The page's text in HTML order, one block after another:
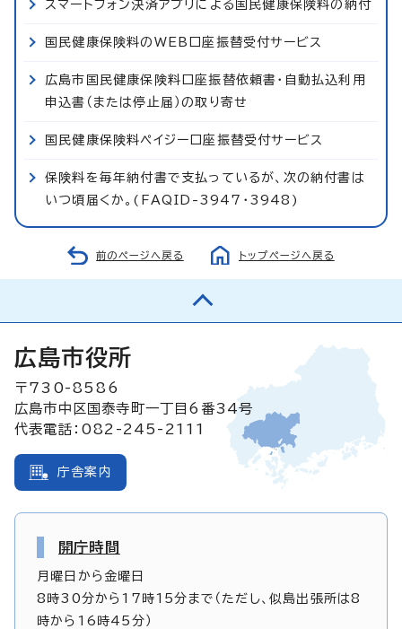
スマートフォン決済アプリによる国民健康保険料の納付
国民健康保険料のWEB口座振替受付サービス
広島市国民健康保険料口座振替依頼書・自動払込利用
申込書（または停止届）の取り寄せ
国民健康保険料ペイジー口座振替受付サービス
保険料を毎年納付書で支払っているが、次の納付書は
いつ頃届くか。(FAQID-3947・3948)
前のページへ戻る トップページへ戻る
広島市役所
〒730-8586
広島市中区国泰寺町一丁目6番34号
代表電話：082-245-2111
庁舎案内
開庁時間
月曜日から金曜日
8時30分から17時15分まで（ただし、似島出張所は8
時から16時45分）